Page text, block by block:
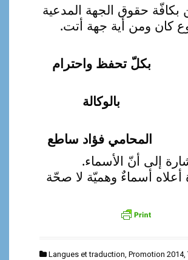
حقوق الجهة المدعية
كان ومن أية جهة أتت.
تحفظ واحترام
بالوكالة
فؤاد ساطع
.إلى أنّ الأسماء
أعلاه أسماءٌ وهميّة لا صحّة
Langues et traduction, Promotion 2014,